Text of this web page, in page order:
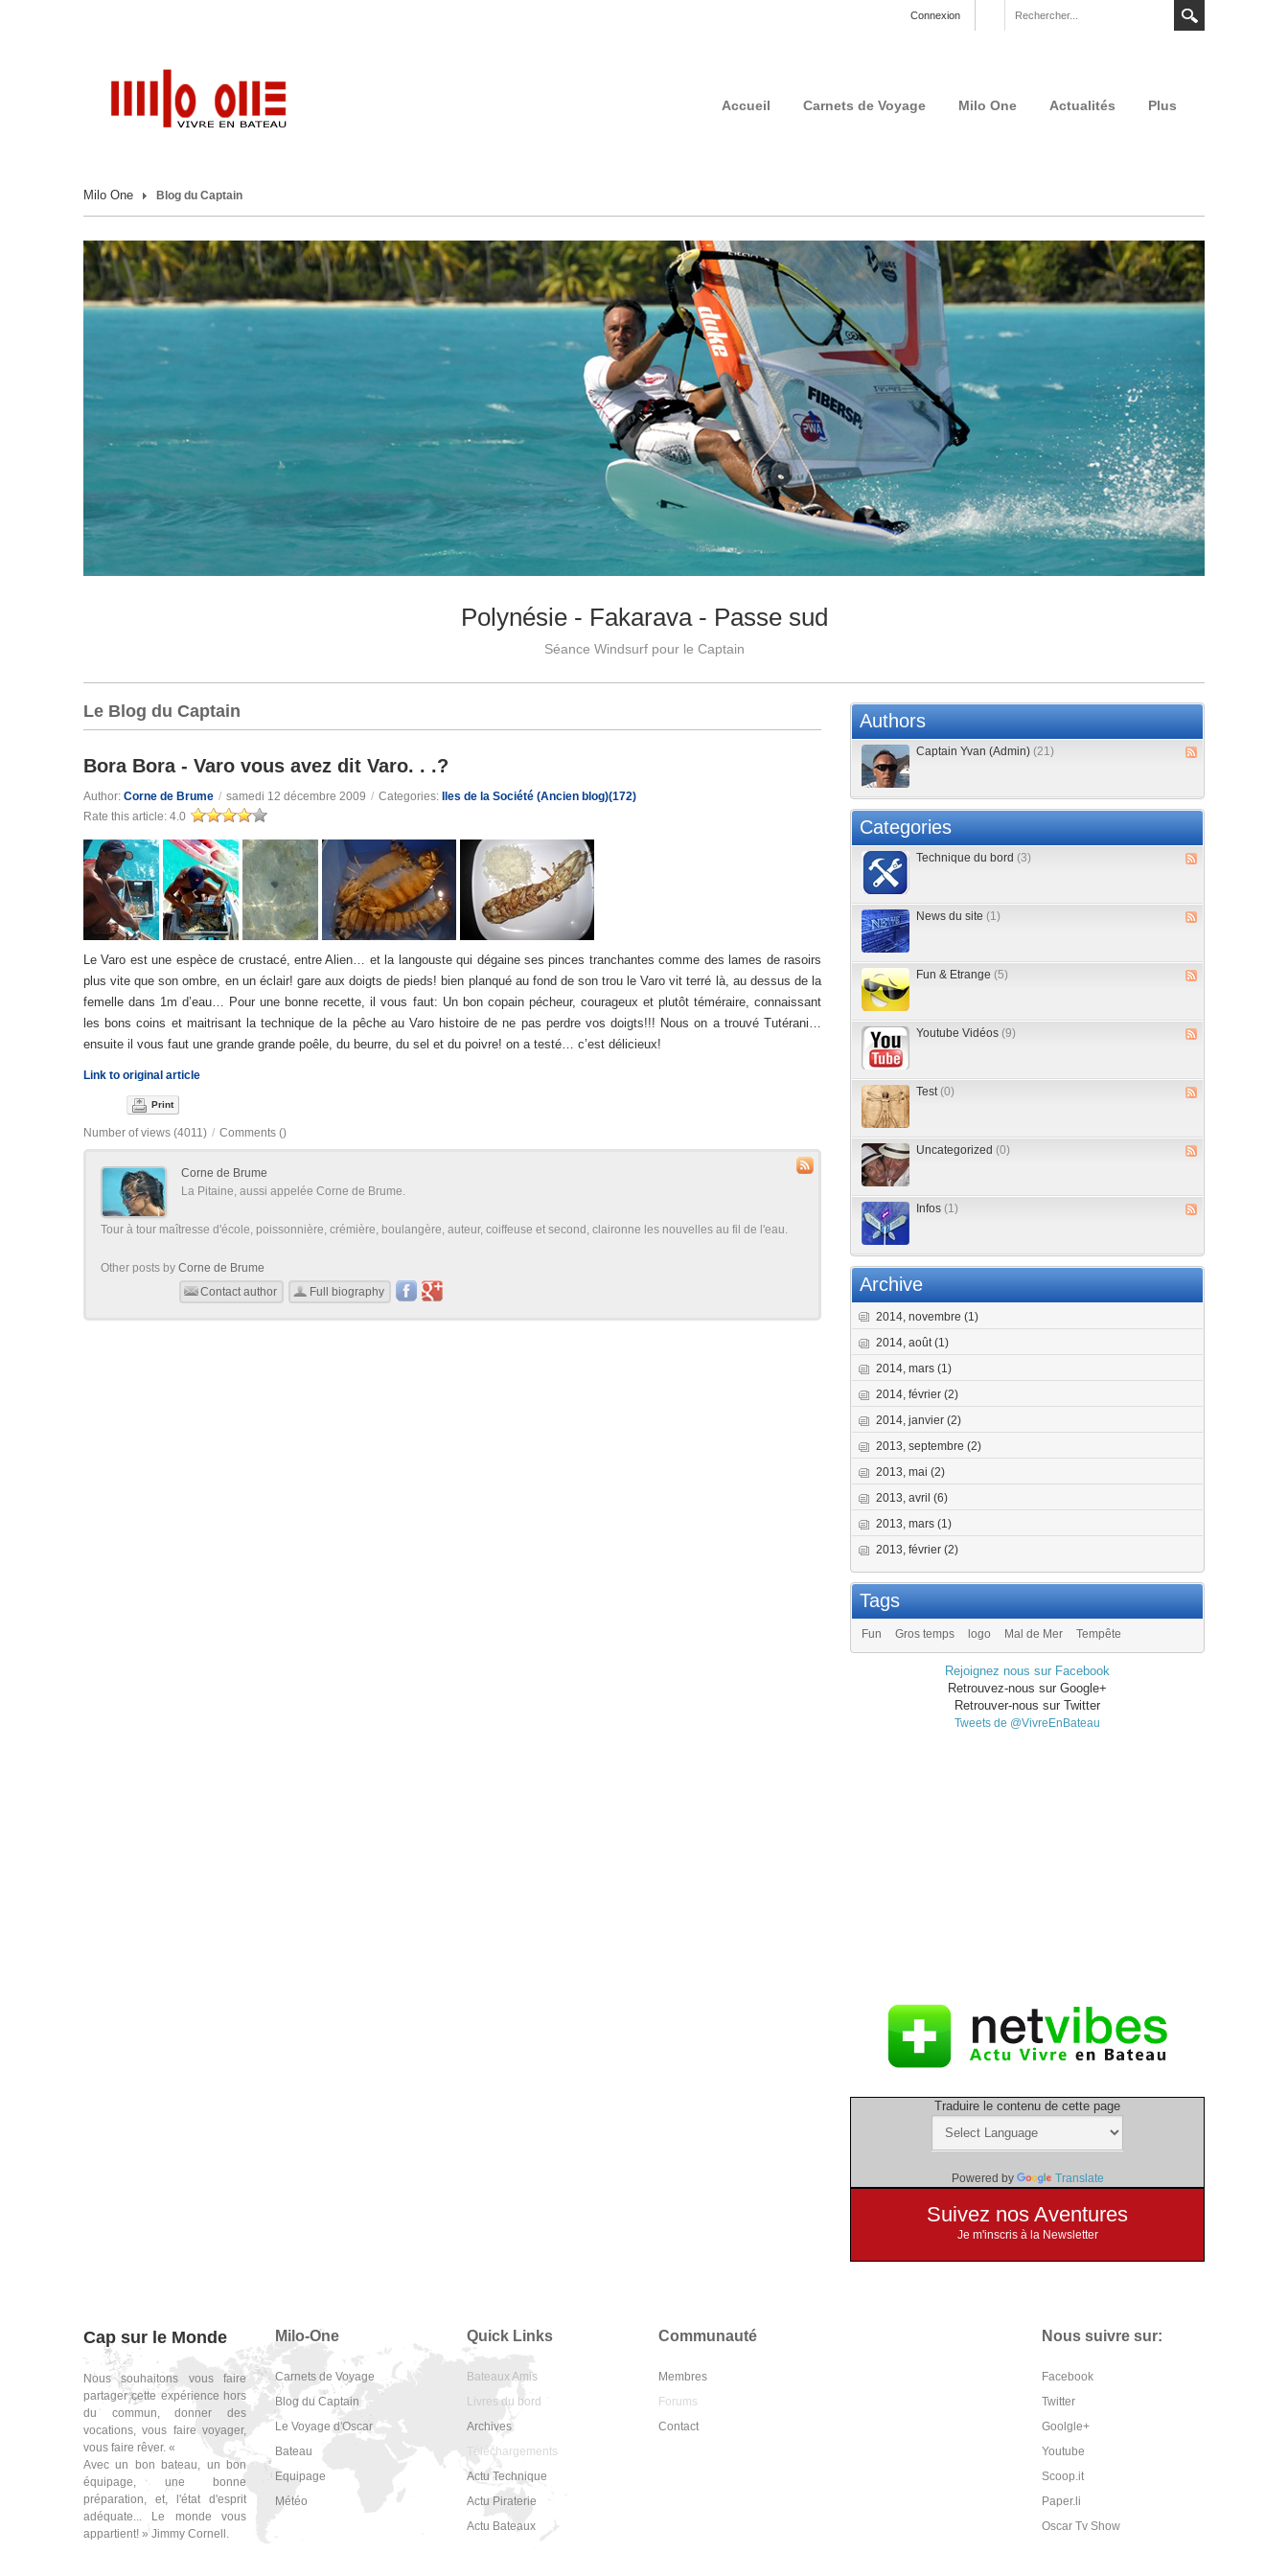
Connexion
Accueil Carnets de Voyage Milo One Actualités Plus
Milo One Blog du Captain
Polynésie - Fakarava - Passe sud
Séance Windsurf pour le Captain
Le Blog du Captain
Bora Bora - Varo vous avez dit Varo. . .?
Author: Corne de Brume / samedi 12 décembre 2009 / Categories:
Iles de la Société (Ancien blog)(172)
Rate this article: 4.0
Le Varo est une espèce de crustacé, entre Alien… et la langouste qui dégaine ses pinces tranchantes comme des lames de rasoirs
plus vite que son ombre, en un éclair! gare aux doigts de pieds! bien planqué au fond de son trou le Varo vit terré là, au dessus de la
femelle dans 1m d’eau… Pour une bonne recette, il vous faut: Un bon copain pécheur, courageux et plutôt téméraire, connaissant
les bons coins et maitrisant la technique de la pêche au Varo histoire de ne pas perdre vos doigts!!! Nous on a trouvé Tutérani…
ensuite il vous faut une grande grande poêle, du beurre, du sel et du poivre! on a testé… c’est délicieux!
Link to original article
Print
Number of views (4011) / Comments ()
Corne de Brume
La Pitaine, aussi appelée Corne de Brume.
Tour à tour maîtresse d'école, poissonnière, crémière, boulangère, auteur, coiffeuse et second, claironne les nouvelles au fil de l'eau.
Other posts by Corne de Brume
Contact author
Full biography
Authors
Captain Yvan (Admin) (21)
Categories
Technique du bord (3)
News du site (1)
Fun & Etrange (5)
Youtube Vidéos (9)
Test (0)
Uncategorized (0)
Infos (1)
Archive
2014, novembre (1)
2014, août(1)
2014, mars (1)
2014, février (2)
2014, janvier (2)
2013, septembre (2)
2013, mai (2)
2013, avril (6)
2013, mars (1)
2013, février (2)
Tags
Fun Gros temps logo Mal de Mer Tempête
Rejoignez nous sur Facebook
Retrouvez-nous sur Google+
Retrouver-nous sur Twitter
Tweets de @VivreEnBateau
Traduire le contenu de cette page
Powered by Translate
Suivez nos Aventures
Je m'inscris à la Newsletter
Cap sur le Monde
Nous souhaitons vous faire
partager cette expérience hors
du commun, donner des
vocations, vous faire voyager,
vous faire rêver. «
Avec un bon bateau, un bon
équipage, une bonne
préparation, et, l'état d'esprit
adéquate... Le monde vous
appartient! » Jimmy Cornell.
Milo-One
Carnets de Voyage
Blog du Captain
Le Voyage d'Oscar
Bateau
Equipage
Météo
Quick Links
Bateaux Amis
Livres du bord
Archives
Téléchargements
Actu Technique
Actu Piraterie
Actu Bateaux
Communauté
Membres
Forums
Contact
Nous suivre sur:
Facebook
Twitter
Goolgle+
Youtube
Scoop.it
Paper.li
Oscar Tv Show